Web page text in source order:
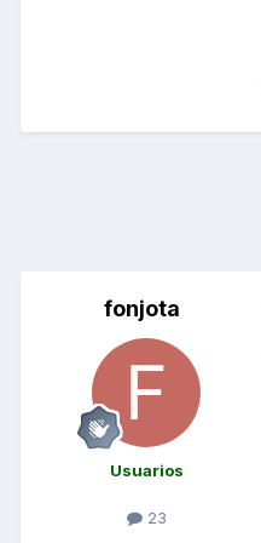
fonjota
Usuarios
23